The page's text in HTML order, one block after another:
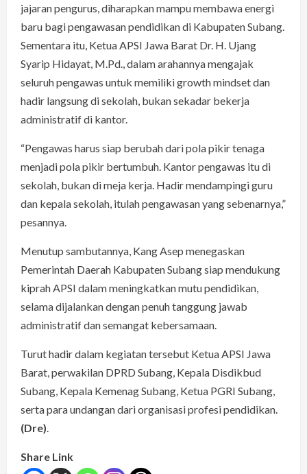
jajaran pengurus, diharapkan mampu membawa energi
baru bagi pengawasan pendidikan di Kabupaten Subang.
Sementara itu, Ketua APSI Jawa Barat Dr. H. Ujang
Syarip Hidayat, M.Pd., dalam arahannya mengajak
seluruh pengawas untuk memiliki growth mindset dan
hadir langsung di sekolah, bukan sekadar bekerja
administratif di kantor.
“Pengawas harus siap berubah dari pola pikir tenaga
menjadi pola pikir bertumbuh. Kantor pengawas itu di
sekolah, bukan di meja kerja. Hadir mendampingi guru
dan kepala sekolah, itulah pengawasan yang sebenarnya,”
pesannya.
Menutup sambutannya, Kang Asep menegaskan
Pemerintah Daerah Kabupaten Subang siap mendukung
kiprah APSI dalam meningkatkan mutu pendidikan,
selama dijalankan dengan penuh tanggung jawab
administratif dan semangat kebersamaan.
Turut hadir dalam kegiatan tersebut Ketua APSI Jawa
Barat, perwakilan DPRD Subang, Kepala Disdikbud
Subang, Kepala Kemenag Subang, Ketua PGRI Subang,
serta para undangan dari organisasi profesi pendidikan.
(Dre)
Share Link